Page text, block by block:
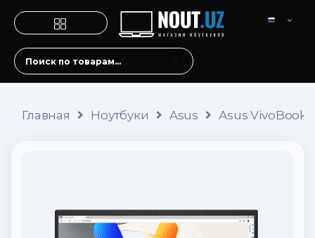
Главная Ноутбуки Asus Asus VivoBook